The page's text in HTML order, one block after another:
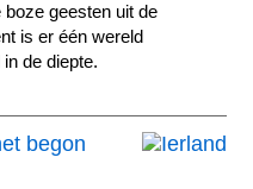
geesten uit de
is er één wereld
de diepte.
begon